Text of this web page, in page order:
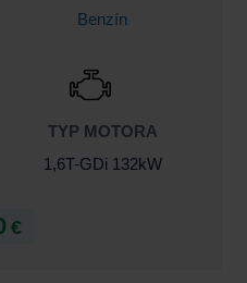
Benzín
TYP MOTORA
1,6T-GDi 132kW
€